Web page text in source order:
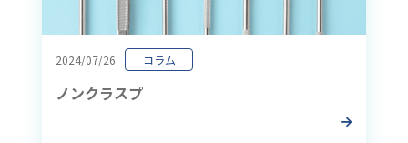
2024/07/26 コラム
ノンクラスプ